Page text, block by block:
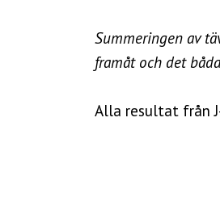
Summeringen av
framåt och det
Alla resultat från